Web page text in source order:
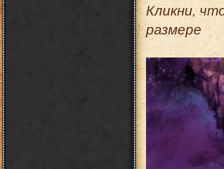
Кликни,
размере